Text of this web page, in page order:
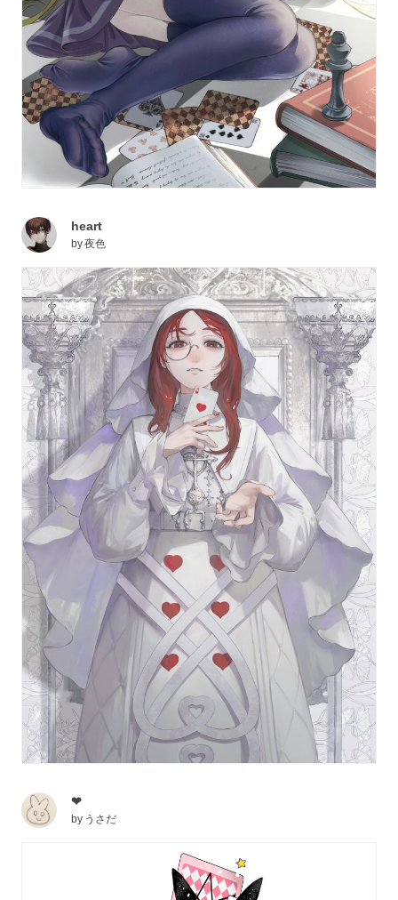
heart
by夜色
❤
by うさだ